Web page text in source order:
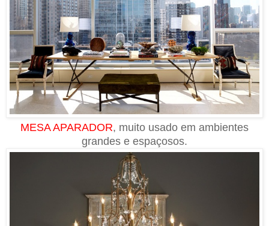
MESA APARADOR, muito usado em ambientes
grandes e espaçosos.